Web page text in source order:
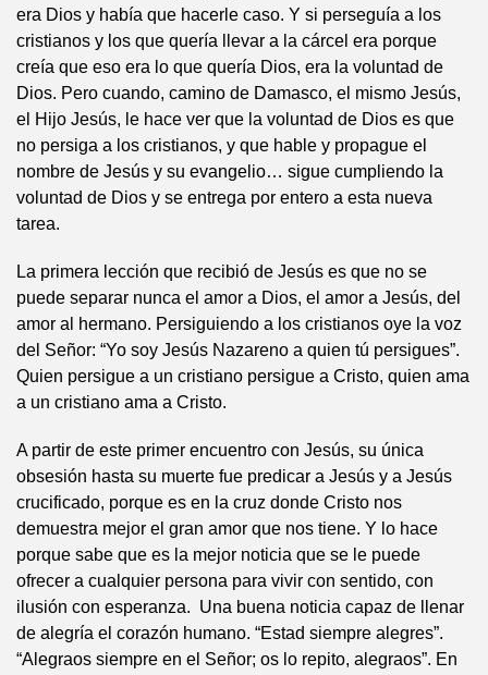
era Dios y había que hacerle caso. Y si perseguía a los
cristianos y los que quería llevar a la cárcel era porque
creía que eso era lo que quería Dios, era la voluntad de
Dios. Pero cuando, camino de Damasco, el mismo Jesús,
el Hijo Jesús, le hace ver que la voluntad de Dios es que
no persiga a los cristianos, y que hable y propague el
nombre de Jesús y su evangelio… sigue cumpliendo la
voluntad de Dios y se entrega por entero a esta nueva
tarea.
La primera lección que recibió de Jesús es que no se
puede separar nunca el amor a Dios, el amor a Jesús, del
amor al hermano. Persiguiendo a los cristianos oye la voz
del Señor: “Yo soy Jesús Nazareno a quien tú persigues”.
Quien persigue a un cristiano persigue a Cristo, quien ama
a un cristiano ama a Cristo.
A partir de este primer encuentro con Jesús, su única
obsesión hasta su muerte fue predicar a Jesús y a Jesús
crucificado, porque es en la cruz donde Cristo nos
demuestra mejor el gran amor que nos tiene. Y lo hace
porque sabe que es la mejor noticia que se le puede
ofrecer a cualquier persona para vivir con sentido, con
ilusión con esperanza. Una buena noticia capaz de llenar
de alegría el corazón humano. “Estad siempre alegres”.
“Alegraos siempre en el Señor; os lo repito, alegraos”. En